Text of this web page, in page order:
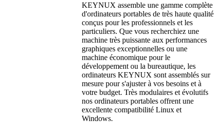
KEYNUX assemble une gamme complète
d'ordinateurs portables de très haute qualité
conçus pour les professionnels et les
particuliers. Que vous recherchiez une
machine très puissante aux performances
graphiques exceptionnelles ou une
machine économique pour le
développement ou la bureautique, les
ordinateurs KEYNUX sont assemblés sur
mesure pour s'ajuster à vos besoins et à
votre budget. Très modulaires et évolutifs
nos ordinateurs portables offrent une
excellente compatibilité Linux et
Windows.